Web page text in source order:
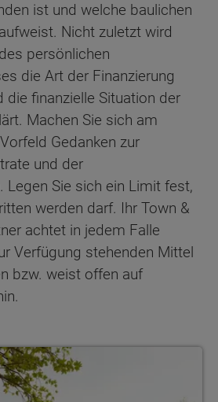
ist und welche baulichen
Nicht zuletzt wird
persönlichen
die Art der Finanzierung
die finanzielle Situation der
Machen Sie sich am
Gedanken zur
und der
Legen Sie sich ein Limit fest,
werden darf. Ihr Town &
achtet in jedem Falle
Verfügung stehenden Mittel
bzw. weist offen auf